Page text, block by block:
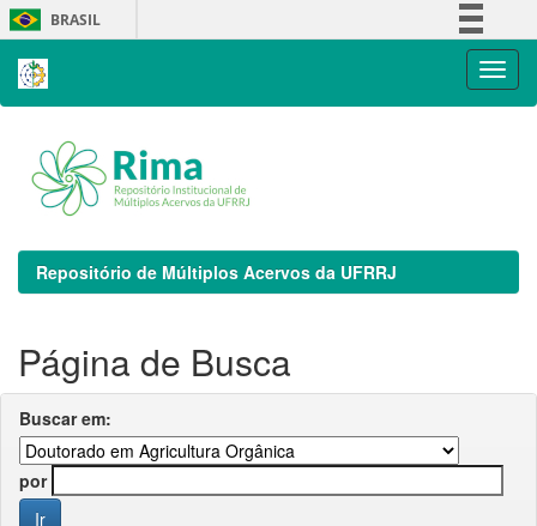
Skip
navigation
BRASIL
Repositório de Múltiplos Acervos da UFRRJ
Página de Busca
Buscar em:
por